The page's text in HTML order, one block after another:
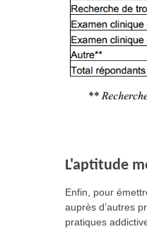
L'aptitude
Enfin, pour
auprès d’autres
pratiques